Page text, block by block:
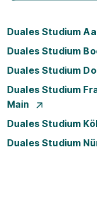
Duales Studium
Duales Studium
Duales Studium
Duales Studium
Main
Duales Studium
Duales Studium